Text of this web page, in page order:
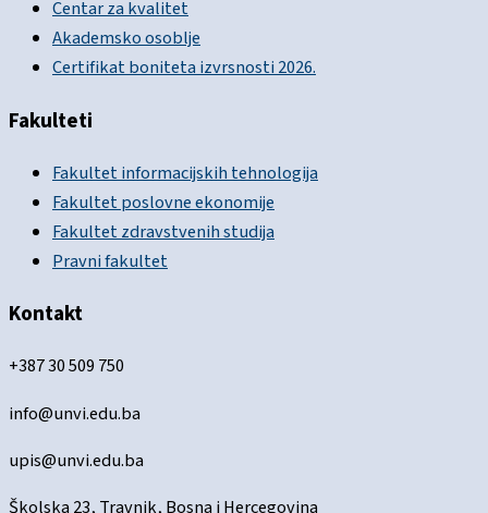
Centar za kvalitet
Akademsko osoblje
Certifikat boniteta izvrsnosti 2026.
Fakulteti
Fakultet informacijskih tehnologija
Fakultet poslovne ekonomije
Fakultet zdravstvenih studija
Pravni fakultet
Kontakt
+387 30 509 750
info@unvi.edu.ba
upis@unvi.edu.ba